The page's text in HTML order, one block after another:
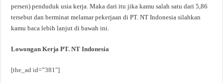
persen) penduduk usia kerja. Maka dari itu jika kamu salah satu dari 5,86
tersebut dan berminat melamar pekerjaan di PT. NT Indonesia silahkan
kamu baca lebih lanjut di bawah ini.
Lowongan Kerja PT. NT Indonesia
[the_ad id=”381″]